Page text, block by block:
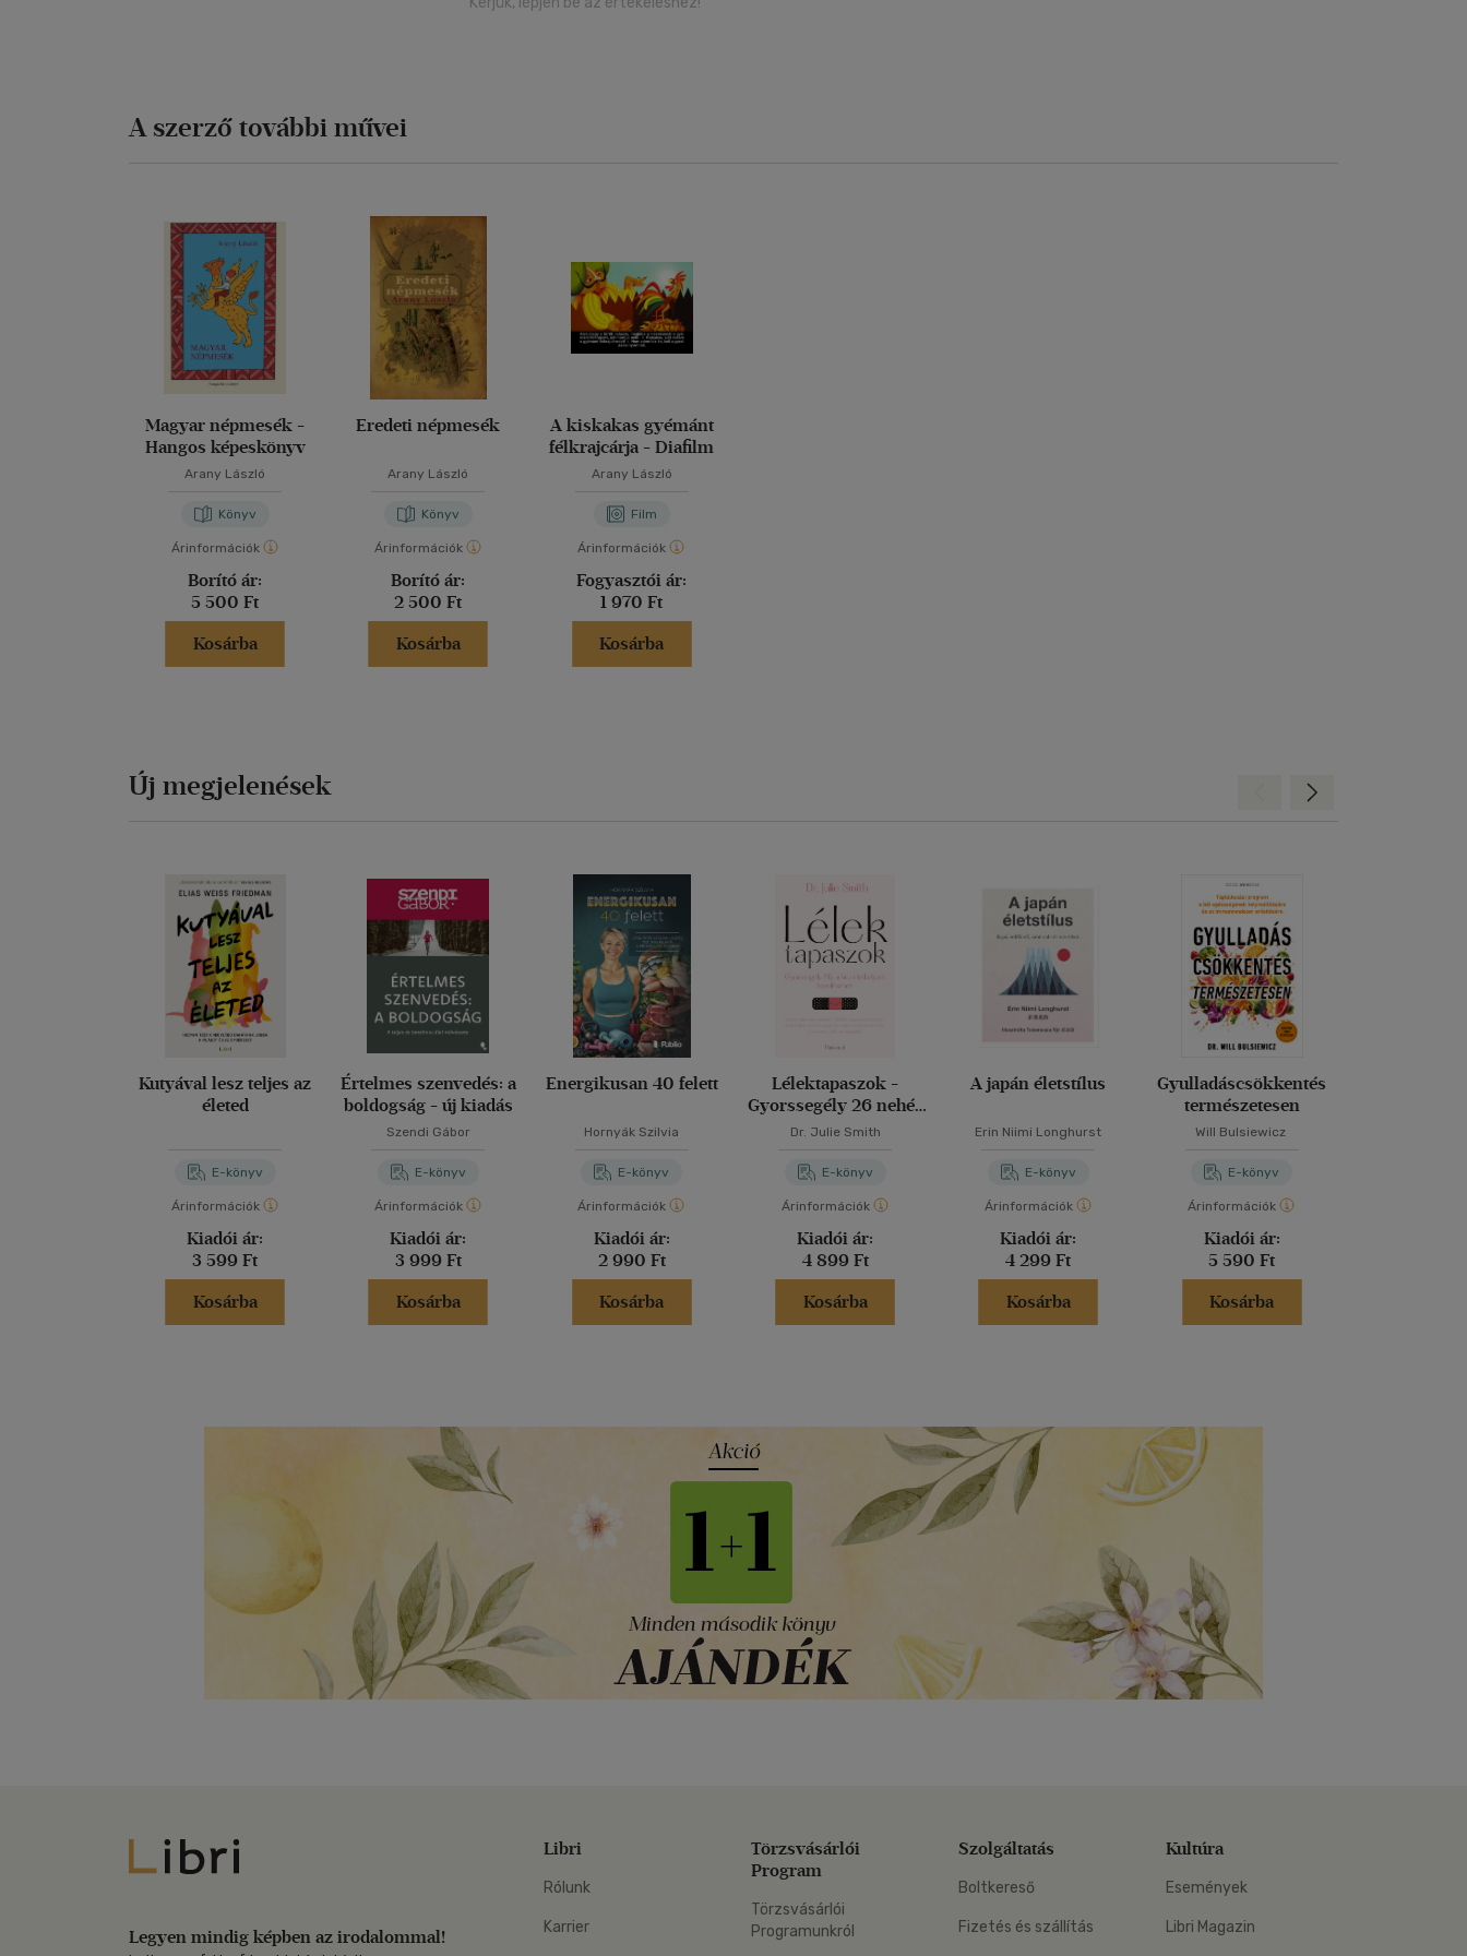
A szerző további művei
Magyar népmesék -
Hangos képeskönyv
Arany László
Könyv
Árinformációk
Borító ár:
5 500 Ft
Kosárba
Eredeti népmesék
Arany László
Könyv
Árinformációk
Borító ár:
2 500 Ft
Kosárba
A kiskakas gyémánt
félkrajcárja - Diafilm
Arany László
Film
Árinformációk
Fogyasztói ár:
1 970 Ft
Kosárba
Új megjelenések
Kutyával lesz teljes az
életed
E-könyv
Árinformációk
Kiadói ár:
3 599 Ft
Kosárba
Értelmes szenvedés: a
boldogság - új kiadás
Szendi Gábor
E-könyv
Árinformációk
Kiadói ár:
3 999 Ft
Kosárba
Energikusan 40 felett
Hornyák Szilvia
E-könyv
Árinformációk
Kiadói ár:
2 990 Ft
Kosárba
Lélektapaszok -
Gyorssegély 26 nehéz
élethelyzet kezeléséhez
Dr. Julie Smith
E-könyv
Árinformációk
Kiadói ár:
4 899 Ft
Kosárba
A japán életstílus
Erin Niimi Longhurst
E-könyv
Árinformációk
Kiadói ár:
4 299 Ft
Kosárba
Gyulladáscsökkentés
természetesen
Will Bulsiewicz
E-könyv
Árinformációk
Kiadói ár:
5 590 Ft
Kosárba
Előre
Libri
Legyen mindig képben az irodalommal!
Libri
Rólunk
Karrier
Törzsvásárlói
Program
Törzsvásárlói
Programunkról
Szolgáltatás
Boltkereső
Fizetés és szállítás
Kultúra
Események
Libri Magazin